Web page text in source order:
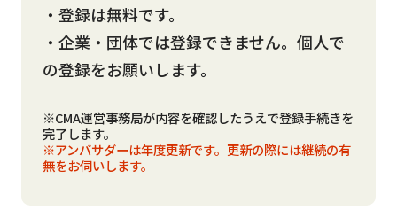
・登録は無料です。
・企業・団体では登録できません。個人で
の登録をお願いします。
※CMA運営事務局が内容を確認したうえで登録手続きを
完了します。
※アンバサダーは年度更新です。更新の際には継続の有
無をお伺いします。